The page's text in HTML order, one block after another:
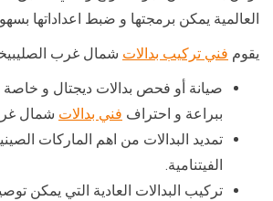
العالمية يمكن برمجتها و ضبط اعداداتها
يقوم فني تركيب بدالات شمال غرب
صيانة أو فحص بدالات ديجتال و خاصة
ببراعة و احتراف فني بدالات شمال
تمديد البدالات من اهم الماركات
الفيتنامية.
تركيب البدالات العادية التي يمكن